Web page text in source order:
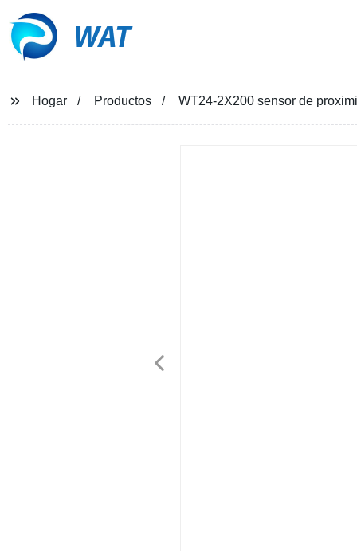
WAT
Hogar Productos WT24-2X200 sensor de